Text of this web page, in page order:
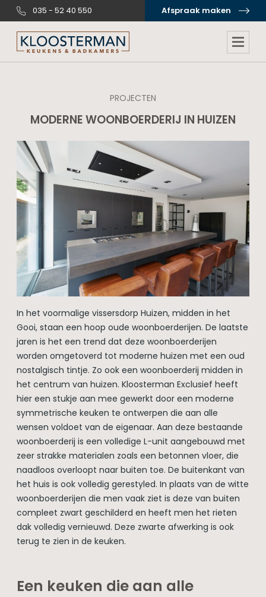
035 - 52 40 550 Afspraak maken
PROJECTEN
MODERNE WOONBOERDERIJ IN HUIZEN
In het voormalige vissersdorp Huizen, midden in het
Gooi, staan een hoop oude woonboerderijen. De laatste
jaren is het een trend dat deze woonboerderijen
worden omgetoverd tot moderne huizen met een oud
nostalgisch tintje. Zo ook een woonboerderij midden in
het centrum van huizen. Kloosterman Exclusief heeft
hier een stukje aan mee gewerkt door een moderne
symmetrische keuken te ontwerpen die aan alle
wensen voldoet van de eigenaar. Aan deze bestaande
woonboerderij is een volledige L-unit aangebouwd met
zeer strakke materialen zoals een betonnen vloer, die
naadloos overloopt naar buiten toe. De buitenkant van
het huis is ook volledig gerestyled. In plaats van de witte
woonboerderijen die men vaak ziet is deze van buiten
compleet zwart geschilderd en heeft men het rieten
dak volledig vernieuwd. Deze zwarte afwerking is ook
terug te zien in de keuken.
Een keuken die aan alle